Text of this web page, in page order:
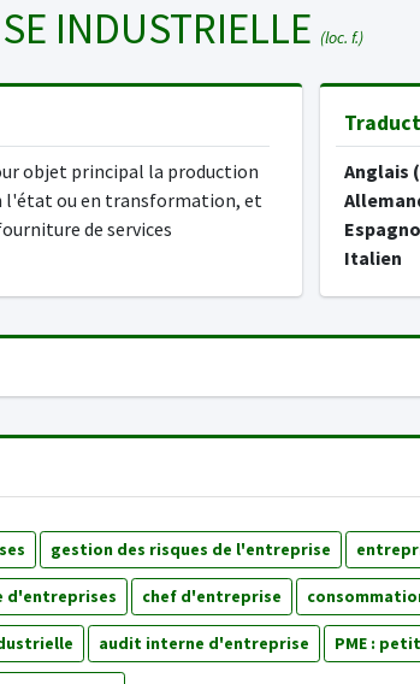
INDUSTRIELLE (loc. f.)
objet principal la production
l'état ou en transformation, et
de services
Anglais
Italien
gestion des risques de l'entreprise
d'entreprises chef d'entreprise
audit interne d'entreprise PME :